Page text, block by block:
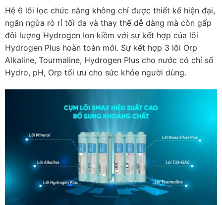
Hệ 6 lõi lọc chức năng không chỉ được thiết kế hiện đại,
ngăn ngừa rò rỉ tối đa và thay thế dễ dàng mà còn gấp
đôi lượng Hydrogen Ion kiềm với sự kết hợp của lõi
Hydrogen Plus hoàn toàn mới. Sự kết hợp 3 lõi Orp
Alkaline, Tourmaline, Hydrogen Plus cho nước có chỉ số
Hydro, pH, Orp tối ưu cho sức khỏe người dùng.